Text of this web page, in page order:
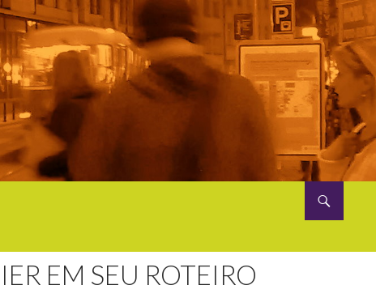
EM SEU ROTEIRO